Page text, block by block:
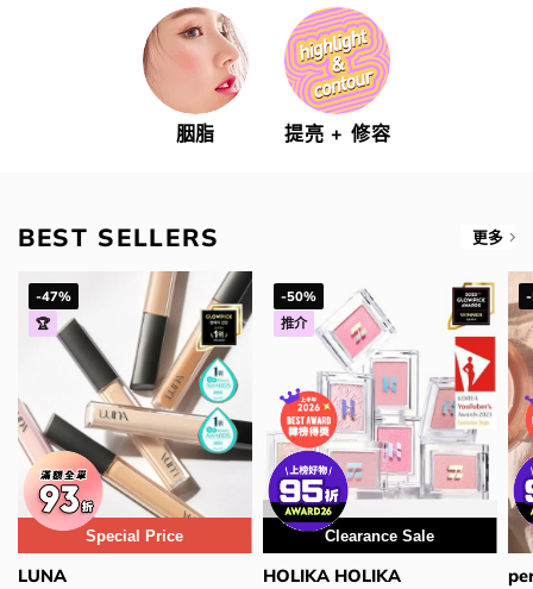
胭脂 提亮 + 修容
BEST SELLERS 更多
-47%
🏆
Special Price
LUNA
-50%
推介
Clearance Sale
HOLIKA HOLIKA